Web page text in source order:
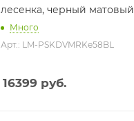
лесенка, черный матовый
Много
Арт.: LM-PSKDVMRKe58BL
16399 руб.